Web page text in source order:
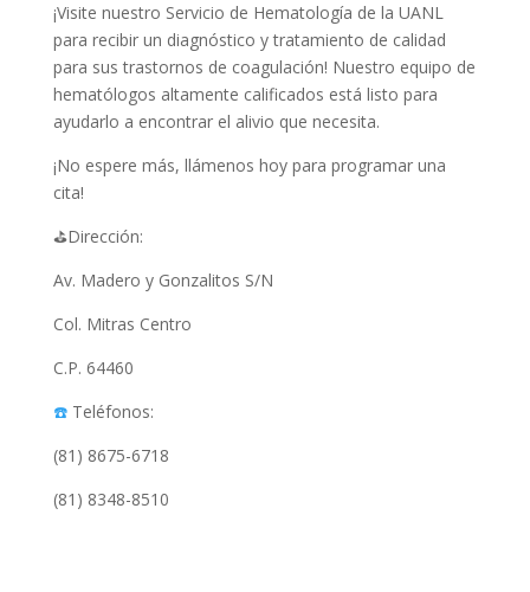
¡Visite nuestro Servicio de Hematología de la UANL
para recibir un diagnóstico y tratamiento de calidad
para sus trastornos de coagulación! Nuestro equipo de
hematólogos altamente calificados está listo para
ayudarlo a encontrar el alivio que necesita.
¡No espere más, llámenos hoy para programar una
cita!
⛳️Dirección:
Av. Madero y Gonzalitos S/N
Col. Mitras Centro
C.P. 64460
☎️Teléfonos:
(81) 8675-6718
(81) 8348-8510